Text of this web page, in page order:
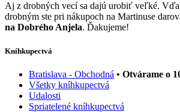
Aj z drobných vecí sa dajú urobiť veľké.
drobným ste pri nákupoch na Martinuse
na Dobrého Anjela. Ďakujeme!
Kníhkupectvá
Bratislava - Obchodná • Otvárame o
Všetky kníhkupectvá
Udalosti
Spriatelené kníhkupectvá